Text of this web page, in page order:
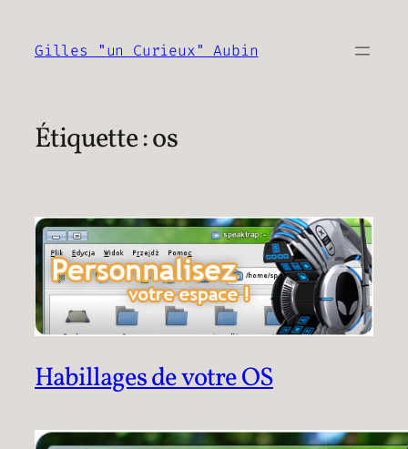
contenu
Gilles "un Curieux" Aubin
Étiquette :os
Habillages de votre OS